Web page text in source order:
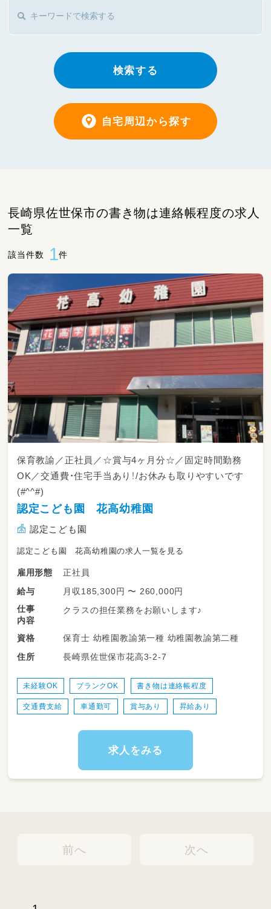
検索する
自宅周辺から探す
長崎県佐世保市の書き物は連絡帳程度の求人
一覧
該当件数 1件
保育教諭／正社員／☆賞与4ヶ月分☆／固定時間勤務
OK／交通費・住宅手当あり！/お休みも取りやすいです
(#^^#)
認定こども園 花高幼稚園
認定こども園
認定こども園 花高幼稚園の求人一覧を見る
雇用形態
正社員
給与
月収185,300円 〜 260,000円
仕事
内容
クラスの担任業務をお願いします♪
資格
保育士 幼稚園教諭第一種 幼稚園教諭第二種
住所
長崎県佐世保市花高3-2-7
未経験OK ブランクOK 書き物は連絡帳程度
交通費支給 車通勤可 賞与あり 昇給あり
求人をみる
前へ 次へ